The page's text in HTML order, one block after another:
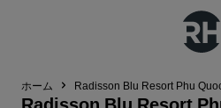
ホーム Radisson Blu Resort Phu